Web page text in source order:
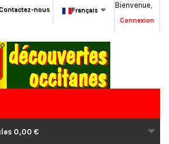
Bienvenue,
Connexion
Français
nous
0,00 €